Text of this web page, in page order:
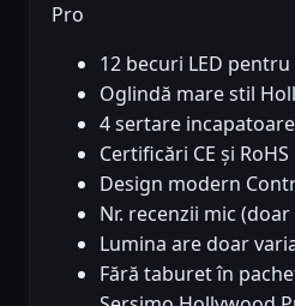
Pro
12 becuri LED
Oglindă mare stil
4 sertare incapatoare
Certificări CE și RoHS
Design modern
Nr. recenzii mic (doar
Lumina are doar
Fără taburet în